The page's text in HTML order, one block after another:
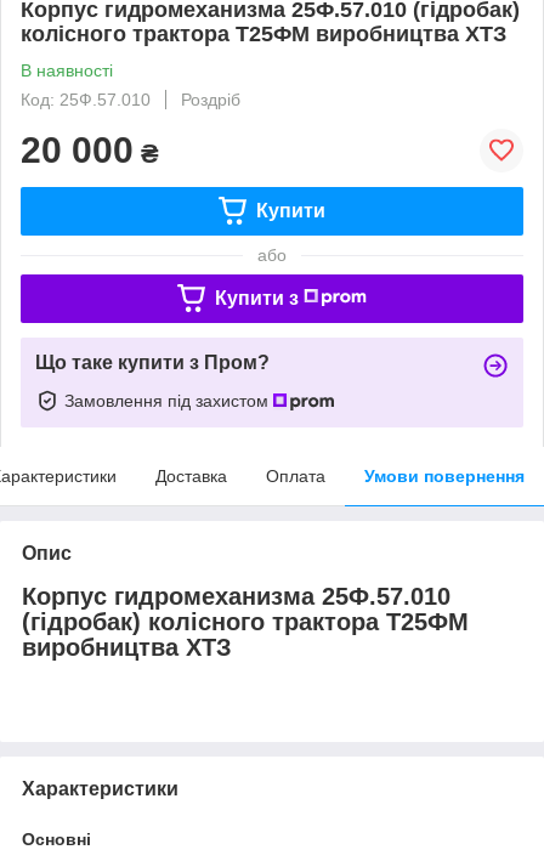
Корпус гидромеханизма 25Ф.57.010 (гідробак)
колісного трактора Т25ФМ виробництва ХТЗ
В наявності
Код: 25Ф.57.010
Роздріб
20 000 ₴
Купити
або
Купити з
Що таке купити з Пром?
Замовлення під захистом
Доставка Оплата Умови повернення
Опис
Корпус гидромеханизма 25Ф.57.010
(гідробак) колісного трактора Т25ФМ
виробництва ХТЗ
Характеристики
Основні